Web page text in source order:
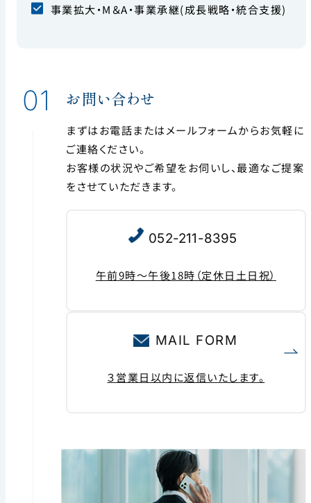
事業拡大・M＆A・事業承継(成長戦略・統合支援)
01 お問い合わせ
まずはお電話またはメールフォームからお気軽に
ご連絡ください。
お客様の状況やご希望をお伺いし、最適なご提案
をさせていただきます。
052-211-8395
午前9時〜午後18時（定休日土日祝）
MAIL FORM
３営業日以内に返信いたします。